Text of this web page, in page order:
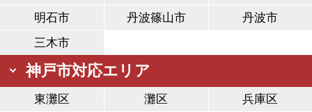
明石市
丹波篠山市
丹波市
三木市
神戸市対応エリア
東灘区 灘区 兵庫区